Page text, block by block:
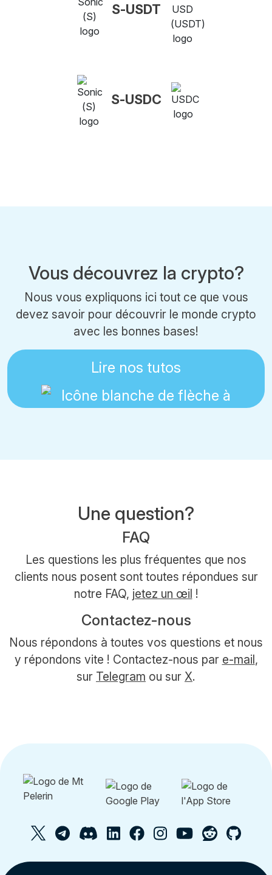
S-USDT
S-USDC
Vous découvrez la crypto?
Nous vous expliquons ici tout ce que vous
devez savoir pour découvrir le monde crypto
avec les bonnes bases!
Lire nos tutos
Une question?
FAQ
Les questions les plus fréquentes que nos
clients nous posent sont toutes répondues sur
notre FAQ, jetez un œil !
Contactez-nous
Nous répondons à toutes vos questions et nous
y répondons vite ! Contactez-nous par e-mail,
sur Telegram ou sur X.